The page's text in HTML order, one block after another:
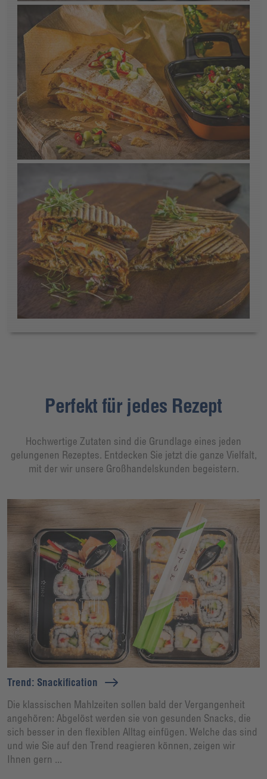
Perfekt für jedes Rezept
Hochwertige Zutaten sind die Grundlage eines jeden
gelungenen Rezeptes. Entdecken Sie jetzt die ganze Vielfalt,
mit der wir unsere Großhandelskunden begeistern.
Trend: Snackification
Die klassischen Mahlzeiten sollen bald der Vergangenheit
angehören: Abgelöst werden sie von gesunden Snacks, die
sich besser in den flexiblen Alltag einfügen. Welche das sind
und wie Sie auf den Trend reagieren können, zeigen wir
Ihnen gern ...